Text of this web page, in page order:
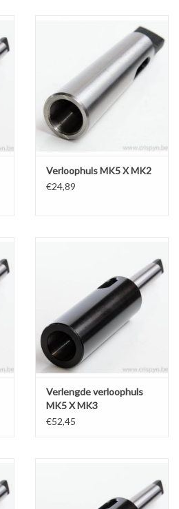
Verloophuls MK5 X MK2
€24,89
Verlengde verloophuls
MK5 X MK3
€52,45